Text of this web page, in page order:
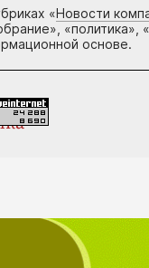
«Новости
«политика»,
основе.